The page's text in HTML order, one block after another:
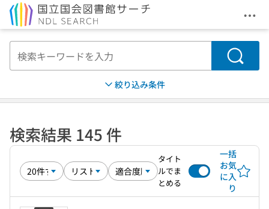
メ
検索
絞り込み条件
検索結果 145 件
タイト
ルでま
とめる
一括
お気
に入
り